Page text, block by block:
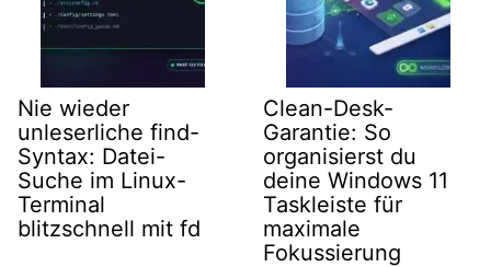
Nie wieder
unleserliche find-
Syntax: Datei-
Suche im Linux-
Terminal
blitzschnell mit fd
Clean-Desk-
Garantie: So
organisierst du
deine Windows 11
Taskleiste für
maximale
Fokussierung